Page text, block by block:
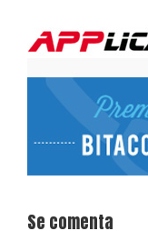
Se comenta